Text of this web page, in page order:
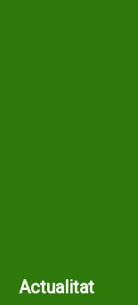
Actualitat